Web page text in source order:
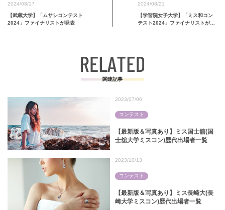
2024/08/17
【武蔵大学】「ムサシコンテスト
2024」ファイナリストが発表
2024/08/21
【学習院女子大学】「ミス和コン
テスト2024」ファイナリストが発
関連記事
【最新版＆写真あり】ミス国士舘(国
士舘大学ミスコン)歴代出場者一覧
2023/07/06
コンテスト
【最新版＆写真あり】ミス長崎大(長
崎大学ミスコン)歴代出場者一覧
2023/10/13
コンテスト